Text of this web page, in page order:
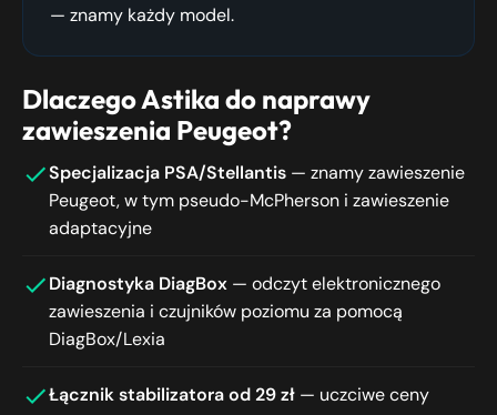
— znamy każdy model.
Dlaczego Astika do naprawy
zawieszenia Peugeot?
Specjalizacja PSA/Stellantis — znamy zawieszenie
Peugeot, w tym pseudo-McPherson i zawieszenie
adaptacyjne
Diagnostyka DiagBox — odczyt elektronicznego
zawieszenia i czujników poziomu za pomocą
DiagBox/Lexia
Łącznik stabilizatora od 29 zł — uczciwe ceny